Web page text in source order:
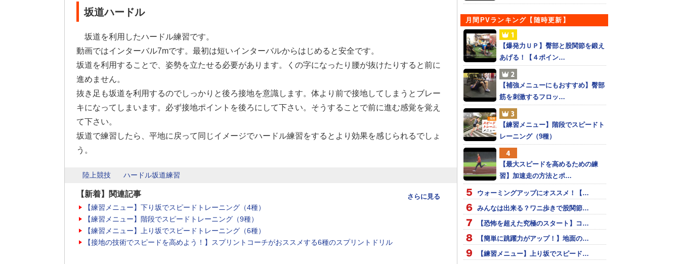
坂道ハードル
坂道を利用したハードル練習です。
動画ではインターバル7mです。最初は短いインターバルからはじめると安全です。
坂道を利用することで、姿勢を立たせる必要があります。くの字になったり腰が抜けたりすると前に
進めません。
抜き足も坂道を利用するのでしっかりと後ろ接地を意識します。体より前で接地してしまうとブレー
キになってしまいます。必ず接地ポイントを後ろにして下さい。そうすることで前に進む感覚を覚え
て下さい。
坂道で練習したら、平地に戻って同じイメージでハードル練習をするとより効果を感じられるでしょ
う。
陸上競技 ハードル坂道練習
【新着】関連記事 さらに見る
【練習メニュー】下り坂でスピードトレーニング（4種）
【練習メニュー】階段でスピードトレーニング（9種）
【練習メニュー】上り坂でスピードトレーニング（6種）
【接地の技術でスピードを高めよう！】スプリントコーチがおススメする6種のスプリントドリル
月間PVランキング【随時更新】
【爆発力ＵＰ】臀部と股関節を鍛え
あげる！【４ポイン…
【補強メニューにもおすすめ】臀部
筋を刺激するフロッ…
【練習メニュー】階段でスピードト
レーニング（9種）
【最大スピードを高めるための練
習】加速走の方法とポ…
ウォーミングアップにオススメ！【…
みんなは出来る？ワニ歩きで股関節…
【恐怖を超えた究極のスタート】コ…
【簡単に跳躍力がアップ！】地面の…
【練習メニュー】上り坂でスピード…